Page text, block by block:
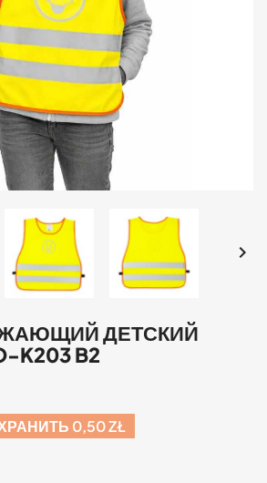

ДЕТСКИЙ
K203 B2
0,50 ZŁ